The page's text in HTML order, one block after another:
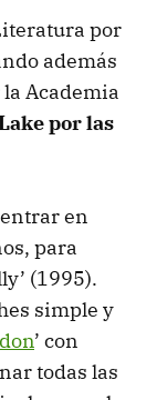
por
además
Academia
por las
en
para
(1995).
simple y
’ con
todas las